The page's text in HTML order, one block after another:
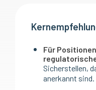
Für
Sicherstellen,
anerkannt sind.